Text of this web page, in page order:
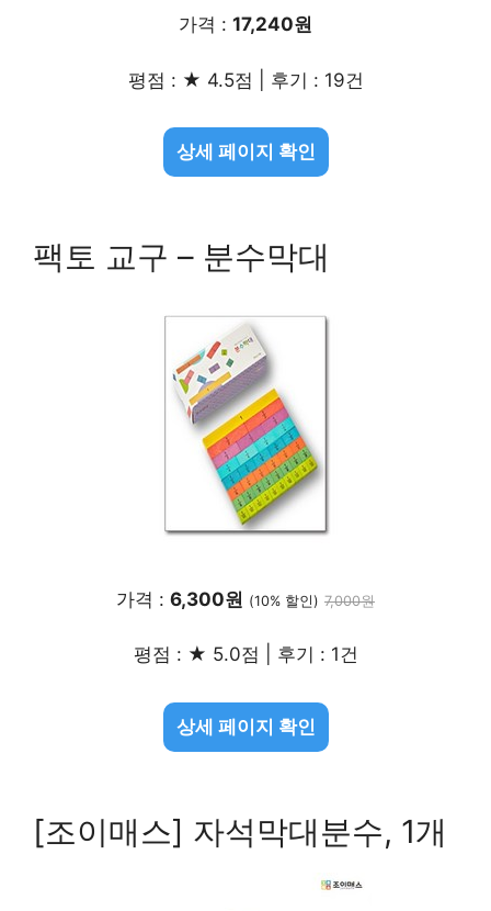
가격 : 17,240원
평점 : ★ 4.5점 | 후기 : 19건
상세 페이지 확인
팩토 교구 – 분수막대
가격 : 6,300원 (10% 할인) 7,000원
평점 : ★ 5.0점 | 후기 : 1건
상세 페이지 확인
[조이매스] 자석막대분수, 1개